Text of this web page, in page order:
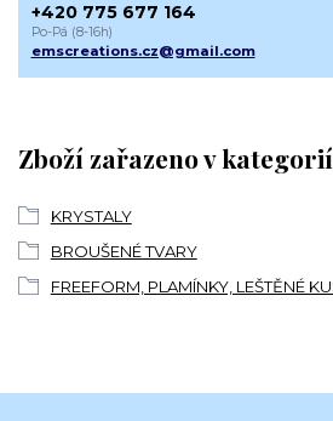
Zboží zařazeno v
KRYSTALY
BROUŠENÉ TVARY
FREEFORM, PLAMÍNKY, LEŠTĚNÉ
+420 775 677 164
Po-Pá (8-16h)
emscreations.cz@gmail.com